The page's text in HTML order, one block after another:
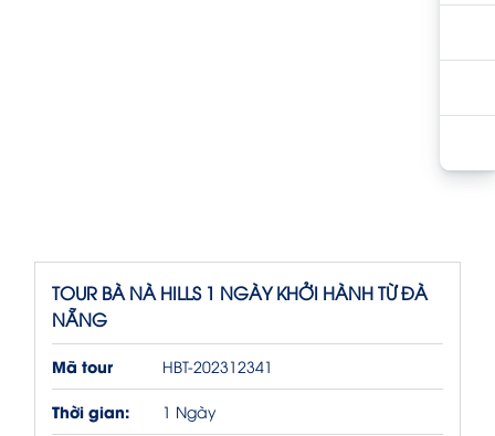
TOUR BÀ NÀ HILLS 1 NGÀY KHỞI HÀNH TỪ ĐÀ
NẴNG
Mã tour HBT-202312341
Thời gian: 1 Ngày